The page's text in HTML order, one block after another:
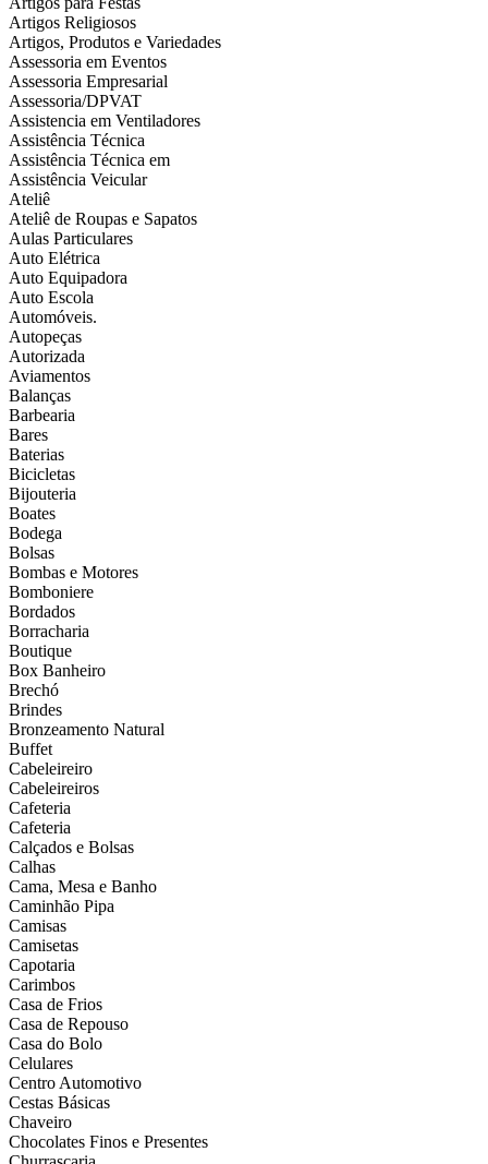
Artigos Religiosos
Artigos, Produtos e Variedades
Assessoria em Eventos
Assessoria Empresarial
Assessoria/DPVAT
Assistencia em Ventiladores
Assistência Técnica
Assistência Técnica em
Assistência Veicular
Ateliê
Ateliê de Roupas e Sapatos
Aulas Particulares
Auto Elétrica
Auto Equipadora
Auto Escola
Automóveis.
Autopeças
Autorizada
Aviamentos
Balanças
Barbearia
Bares
Baterias
Bicicletas
Bijouteria
Boates
Bodega
Bolsas
Bombas e Motores
Bomboniere
Bordados
Borracharia
Boutique
Box Banheiro
Brechó
Brindes
Bronzeamento Natural
Buffet
Cabeleireiro
Cabeleireiros
Cafeteria
Cafeteria
Calçados e Bolsas
Calhas
Cama, Mesa e Banho
Caminhão Pipa
Camisas
Camisetas
Capotaria
Carimbos
Casa de Frios
Casa de Repouso
Casa do Bolo
Celulares
Centro Automotivo
Cestas Básicas
Chaveiro
Chocolates Finos e Presentes